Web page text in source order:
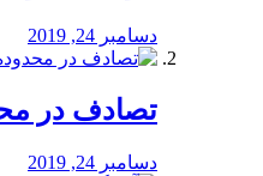
دسامبر 24, 2019
تصادف در
دسامبر 24, 2019